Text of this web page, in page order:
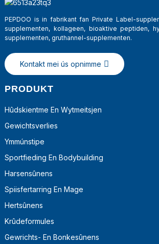
PEPDOO is in fabrikant fan Private Label-
supplementen, kollageen, bioaktive peptiden,
supplementen, gruthannel-supplementen.
Kontakt mei ús opnimme
PRODUKT
Hûdskientme En Wytmeitsjen
Gewichtsverlies
Ymmúnstipe
Sportfieding En Bodybuilding
Harsensûnens
Spiisfertarring En Mage
Hertsûnens
Krûdeformules
Gewrichts- En Bonkesûnens